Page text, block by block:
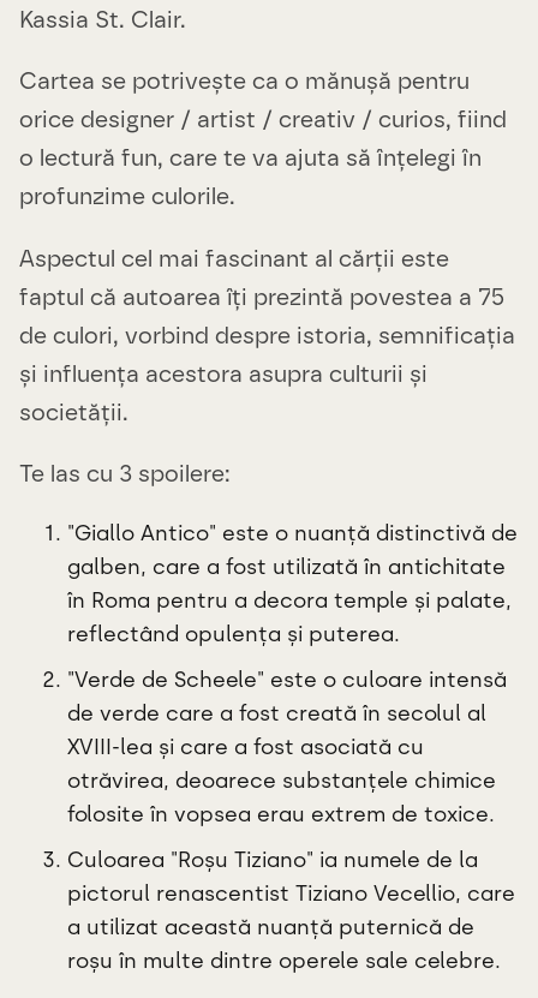
Kassia St. Clair.
Cartea se potrivește ca o mănușă pentru
orice designer / artist / creativ / curios, fiind
o lectură fun, care te va ajuta să înțelegi în
profunzime culorile.
Aspectul cel mai fascinant al cărții este
faptul că autoarea îți prezintă povestea a 75
de culori, vorbind despre istoria, semnificația
și influența acestora asupra culturii și
societății.
Te las cu 3 spoilere:
"Giallo Antico" este o nuanță distinctivă de
galben, care a fost utilizată în antichitate
în Roma pentru a decora temple și palate,
reflectând opulența și puterea.
"Verde de Scheele" este o culoare intensă
de verde care a fost creată în secolul al
XVIII-lea și care a fost asociată cu
otrăvirea, deoarece substanțele chimice
folosite în vopsea erau extrem de toxice.
Culoarea "Roșu Tiziano" ia numele de la
pictorul renascentist Tiziano Vecellio, care
a utilizat această nuanță puternică de
roșu în multe dintre operele sale celebre.